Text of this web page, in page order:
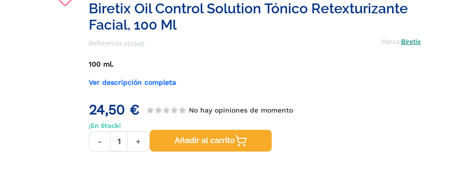
Biretix Oil Control Solution Tónico Retexturizante
Facial, 100 Ml
Referencia: 211945 Marca Biretix
100 ml.
Ver descripción completa
24,50 € No hay opiniones de momento
¡En Stock!
- + Añadir al carrito